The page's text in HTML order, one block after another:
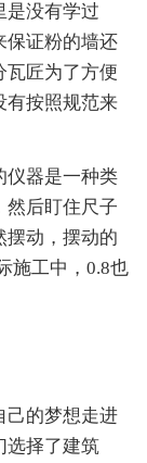
是没有学过
保证粉的墙还
瓦匠为了方便
有按照规范来
仪器是一种类
然后盯住尺子
摆动，摆动的
施工中，0.8也
己的梦想走进
选择了建筑